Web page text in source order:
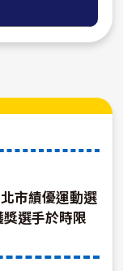
市績優運動選
選手於時限